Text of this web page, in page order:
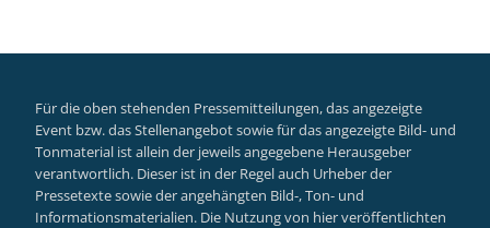
Für die oben stehenden Pressemitteilungen, das angezeigte
Event bzw. das Stellenangebot sowie für das angezeigte Bild- und
Tonmaterial ist allein der jeweils angegebene Herausgeber
verantwortlich. Dieser ist in der Regel auch Urheber der
Pressetexte sowie der angehängten Bild-, Ton- und
Informationsmaterialien. Die Nutzung von hier veröffentlichten